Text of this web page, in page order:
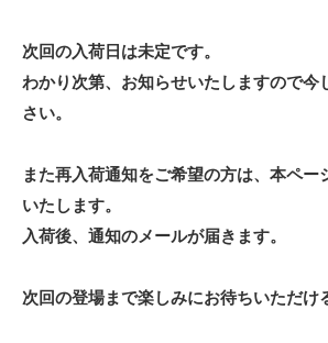
次回の入荷日は未定です。
わかり次第、お知らせいたしますので今
さい。
また再入荷通知をご希望の方は、本ペー
いたします。
入荷後、通知のメールが届きます。
次回の登場まで楽しみにお待ちいただけ